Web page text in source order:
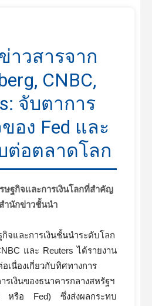
าวสารจาก
CNBC,
จับตาการ
อง Fed และ
ต่อตลาดโลก
ษฐกิจและการเงินโลกที่สำคัญ
ำนักข่าวชั้นนำ
กิจและการเงินชั้นนำระดับโลก
และ Reuters ได้รายงาน
เนื่องเกี่ยวกับทิศทางการ
รเงินของธนาคารกลางสหรัฐฯ
หรือ Fed) ซึ่งส่งผลกระทบ